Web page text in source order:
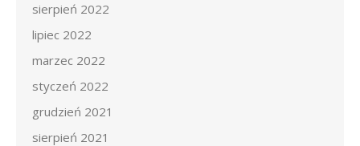
sierpień 2022
lipiec 2022
marzec 2022
styczeń 2022
grudzień 2021
sierpień 2021